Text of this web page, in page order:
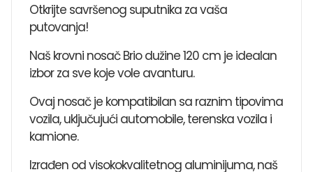
Otkrijte savršenog suputnika za vaša
putovanja!
Naš krovni nosač Brio dužine 120 cm je idealan
izbor za sve koje vole avanturu.
Ovaj nosač je kompatibilan sa raznim tipovima
vozila, uključujući automobile, terenska vozila i
kamione.
Izrađen od visokokvalitetnog aluminijuma, naš